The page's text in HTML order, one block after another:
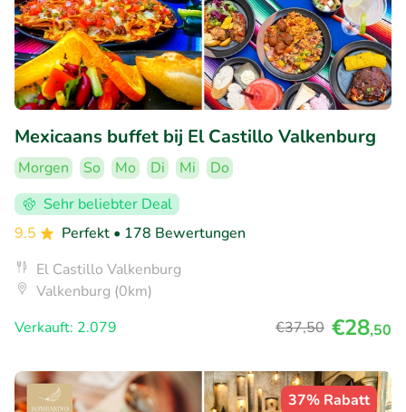
Mexicaans buffet bij El Castillo Valkenburg
Morgen So Mo Di Mi
Do
Sehr beliebter Deal
9.5
Perfekt • 178 Bewertungen
El Castillo Valkenburg
Valkenburg (0km)
Verkauft: 2.079
€37,50 €28,50
37% Rabatt